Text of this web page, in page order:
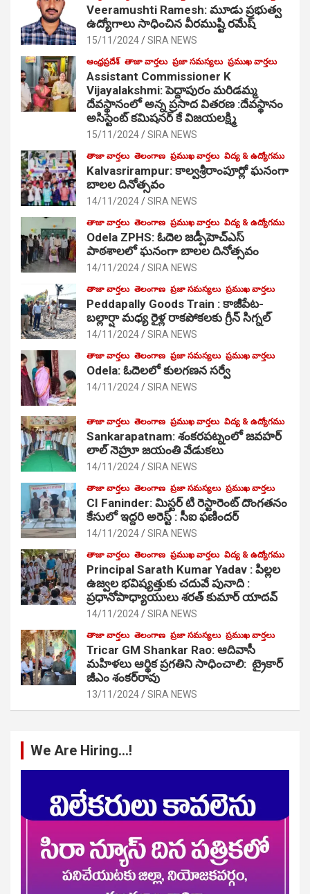
Veeramushti Ramesh: మూడు ప్రభుత్వ
ఉద్యోగాలు సాధించిన వీరముష్టి రమేష్
15/11/2024 SIRA NEWS
ఆంధ్రప్రదేశ్ తాజా వార్తలు ప్రజా సమస్యలు ప్రముఖ వార్తలు
Assistant Commissioner K
Vijayalakshmi: పెద్దాపురం మరిడమ్మ
దేవస్థానంలో అన్న ప్రసాద వితరణ :దేవస్థానం
అసిస్టెంట్ కమిషనర్ కే విజయలక్ష్మి
15/11/2024 SIRA NEWS
తాజా వార్తలు తెలంగాణ ప్రముఖ వార్తలు విద్య & ఉద్యోగము
Kalvasrirampur: కాల్వశ్రీరాంపూర్లో ఘనంగా
బాలల దినోత్సవం
14/11/2024 SIRA NEWS
తాజా వార్తలు తెలంగాణ ప్రముఖ వార్తలు విద్య & ఉద్యోగము
Odela ZPHS: ఓదెల జ‌డ్పీహెచ్ఎస్
పాఠ‌శాల‌లో ఘనంగా బాలల దినోత్సవం
14/11/2024 SIRA NEWS
తాజా వార్తలు తెలంగాణ ప్రజా సమస్యలు ప్రముఖ వార్తలు
Peddapally Goods Train : కాజీపేట-
బల్లార్షా మధ్య రైళ్ల రాకపోకలకు గ్రీన్ సిగ్నల్
14/11/2024 SIRA NEWS
తాజా వార్తలు తెలంగాణ ప్రజా సమస్యలు ప్రముఖ వార్తలు
Odela: ఓదెలలో కులగణన సర్వే
14/11/2024 SIRA NEWS
తాజా వార్తలు తెలంగాణ ప్రముఖ వార్తలు విద్య & ఉద్యోగము
Sankarapatnam: శంకరపట్నంలో జవహర్
లాల్ నెహ్రూ జయంతి వేడుకలు
14/11/2024 SIRA NEWS
తాజా వార్తలు తెలంగాణ ప్రజా సమస్యలు ప్రముఖ వార్తలు
CI Faninder: మిస్టర్ టి రెస్టారెంట్ దొంగతనం
కేసులో ఇద్దరి అరెస్ట్ : సీఐ ఫణిందర్
14/11/2024 SIRA NEWS
తాజా వార్తలు తెలంగాణ ప్రముఖ వార్తలు విద్య & ఉద్యోగము
Principal Sarath Kumar Yadav : పిల్లల
ఉజ్వల భవిష్యత్తుకు చదువే పునాది :
ప్రధానోపాధ్యాయులు శరత్ కుమార్ యాదవ్
14/11/2024 SIRA NEWS
తాజా వార్తలు తెలంగాణ ప్రజా సమస్యలు ప్రముఖ వార్తలు
Tricar GM Shankar Rao: ఆదివాసీ
మహిళలు ఆర్థిక ప్రగతిని సాధించాలి: ట్రైకార్
జీఎం శంకర్‌రావు
13/11/2024 SIRA NEWS
We Are Hiring…!